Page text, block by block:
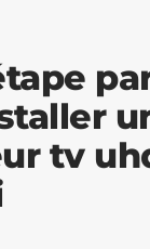
tv